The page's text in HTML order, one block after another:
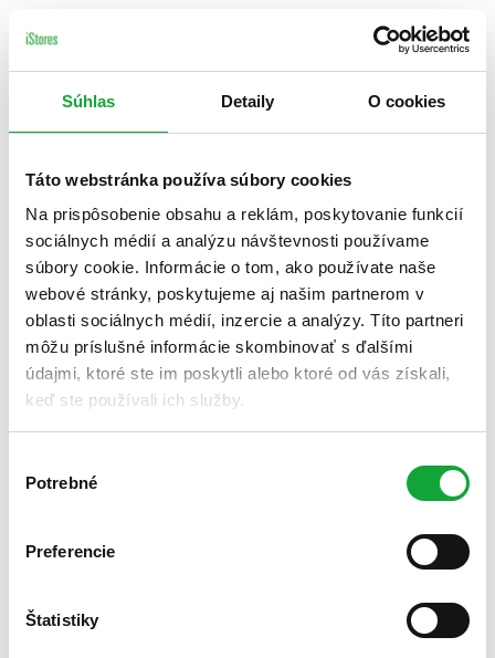
Súhlas Detaily O cookies
Táto webstránka používa súbory cookies
Na prispôsobenie obsahu a reklám, poskytovanie funkcií
sociálnych médií a analýzu návštevnosti používame
súbory cookie. Informácie o tom, ako používate naše
webové stránky, poskytujeme aj našim partnerom v
oblasti sociálnych médií, inzercie a analýzy. Títo partneri
môžu príslušné informácie skombinovať s ďalšími
údajmi, ktoré ste im poskytli alebo ktoré od vás získali,
keď ste používali ich služby.
súhlasu
Potrebné
Preferencie
Štatistiky